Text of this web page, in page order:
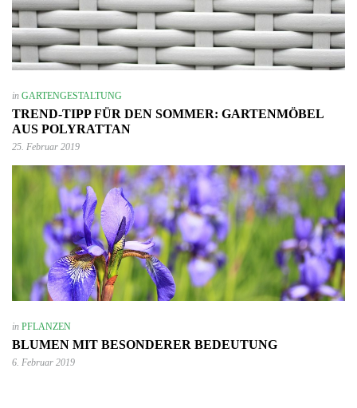
in GARTENGESTALTUNG
TREND-TIPP FÜR DEN SOMMER: GARTENMÖBEL
AUS POLYRATTAN
25. Februar 2019
in PFLANZEN
BLUMEN MIT BESONDERER BEDEUTUNG
6. Februar 2019